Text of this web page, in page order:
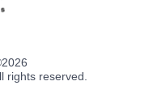
2026
rights reserved.